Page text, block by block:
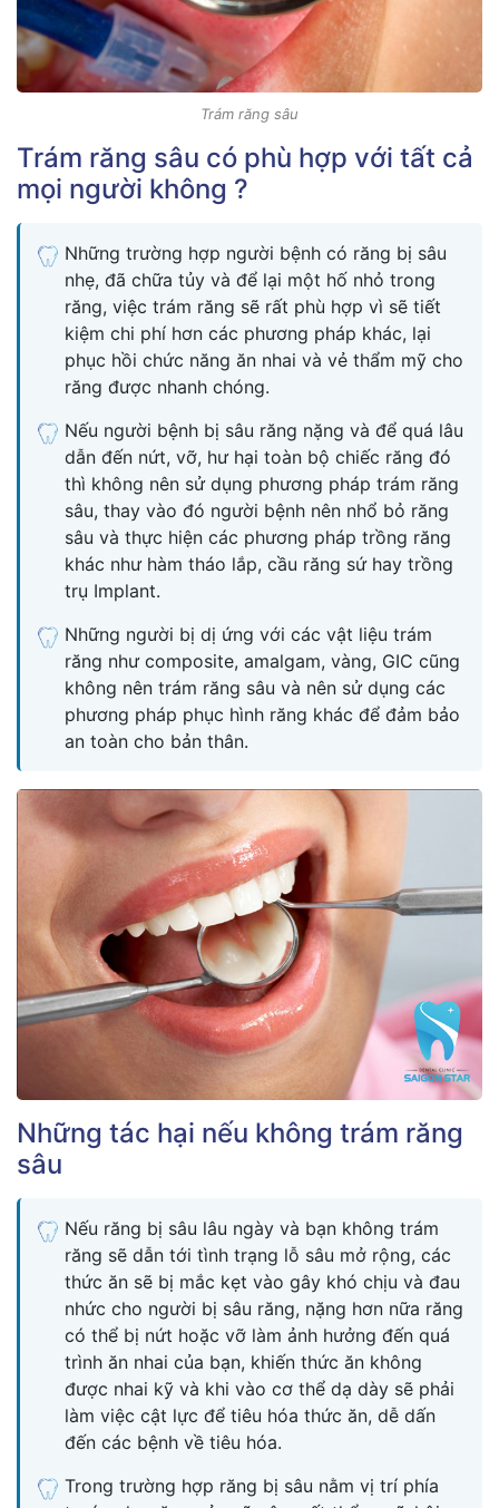
Trám răng sâu
Trám răng sâu có phù hợp với tất cả
mọi người không ?
Những trường hợp người bệnh có răng bị sâu
nhẹ, đã chữa tủy và để lại một hố nhỏ trong
răng, việc trám răng sẽ rất phù hợp vì sẽ tiết
kiệm chi phí hơn các phương pháp khác, lại
phục hồi chức năng ăn nhai và vẻ thẩm mỹ cho
răng được nhanh chóng.
Nếu người bệnh bị sâu răng nặng và để quá lâu
dẫn đến nứt, vỡ, hư hại toàn bộ chiếc răng đó
thì không nên sử dụng phương pháp trám răng
sâu, thay vào đó người bệnh nên nhổ bỏ răng
sâu và thực hiện các phương pháp trồng răng
khác như hàm tháo lắp, cầu răng sứ hay trồng
trụ Implant.
Những người bị dị ứng với các vật liệu trám
răng như composite, amalgam, vàng, GIC cũng
không nên trám răng sâu và nên sử dụng các
phương pháp phục hình răng khác để đảm bảo
an toàn cho bản thân.
Những tác hại nếu không trám răng
sâu
Nếu răng bị sâu lâu ngày và bạn không trám
răng sẽ dẫn tới tình trạng lỗ sâu mở rộng, các
thức ăn sẽ bị mắc kẹt vào gây khó chịu và đau
nhức cho người bị sâu răng, nặng hơn nữa răng
có thể bị nứt hoặc vỡ làm ảnh hưởng đến quá
trình ăn nhai của bạn, khiến thức ăn không
được nhai kỹ và khi vào cơ thể dạ dày sẽ phải
làm việc cật lực để tiêu hóa thức ăn, dễ dấn
đến các bệnh về tiêu hóa.
Trong trường hợp răng bị sâu nằm vị trí phía